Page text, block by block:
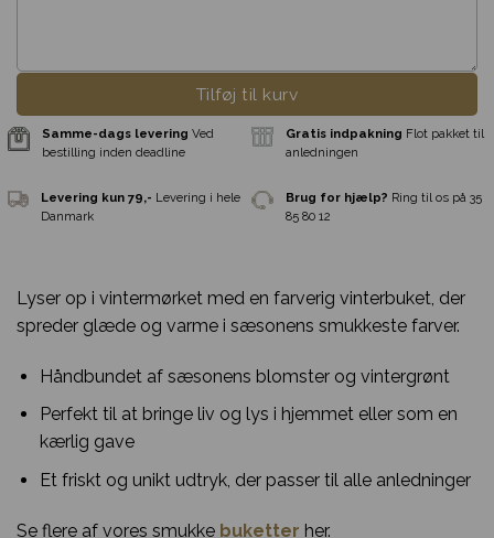
Lyser op i vintermørket med en farverig vinterbuket, der
spreder glæde og varme i sæsonens smukkeste farver.
Håndbundet af sæsonens blomster og vintergrønt
Perfekt til at bringe liv og lys i hjemmet eller som en
kærlig gave
Et friskt og unikt udtryk, der passer til alle anledninger
Se flere af vores smukke buketter her.
Tilføj til kurv
Samme-dags levering Ved